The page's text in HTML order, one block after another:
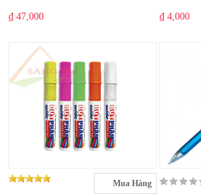
₫ 47,000 ₫ 4,000
Mua Hàng